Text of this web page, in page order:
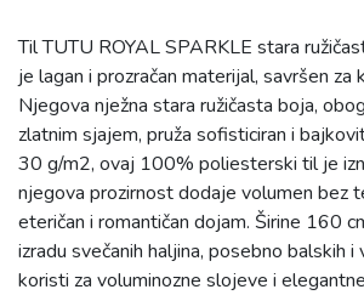
Til TUTU ROYAL SPARKLE stara
je lagan i prozračan materijal, savršen za
Njegova nježna stara ružičasta boja,
zlatnim sjajem, pruža sofisticiran i
30 g/m2, ovaj 100% poliesterski til je
njegova prozirnost dodaje volumen bez
eteričan i romantičan dojam. Širine 160
izradu svečanih haljina, posebno balskih i
koristi za voluminozne slojeve i